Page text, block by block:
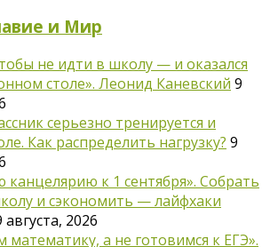
и Мир
не идти в школу — и оказался
столе». Леонид Каневский 9
серьезно тренируется и
Как распределить нагрузку? 9
канцелярию к 1 сентября». Собрать
и сэкономить — лайфхаки
августа, 2026
математику, а не готовимся к ЕГЭ».